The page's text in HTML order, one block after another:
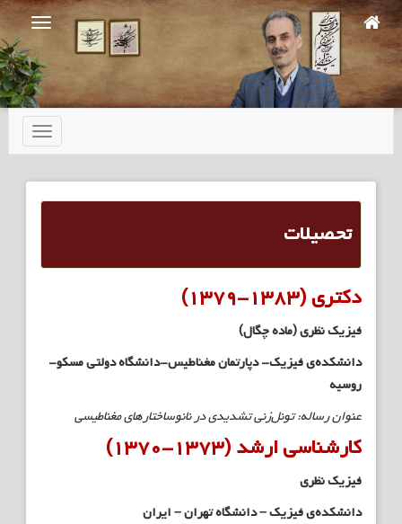
Skip
to
main
content
تعویض
ناوبری
تحصیلات
دکتری (۱۳۸۳-۱۳۷۹)
فیزیک نظری (ماده چگال)
دانشکده‌ی فیزیک- دپارتمان مغناطیس-دانشگاه دولتی مسکو-
روسیه
عنوان رساله: تونل‌زنی تشدیدی در نانوساختارهای مغناطیسی
کارشناسی ارشد (۱۳۷۳-۱۳۷۰)
فیزیک نظری
دانشکده‌ی فیزیک – دانشگاه تهران – ایران